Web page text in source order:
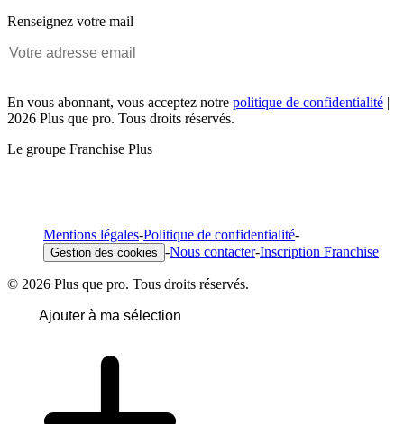
Renseignez votre mail
En vous abonnant, vous acceptez notre politique de confidentialité |
2026 Plus que pro. Tous droits réservés.
Le groupe Franchise Plus
Mentions légales-Politique de confidentialité-
Gestion des cookies -Nous contacter-Inscription Franchise
© 2026 Plus que pro. Tous droits réservés.
Ajouter à ma sélection